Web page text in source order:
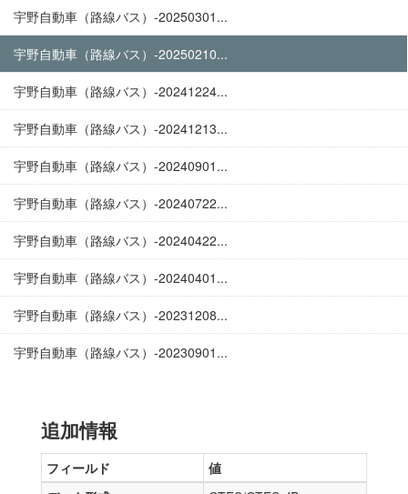
宇野自動車（路線バス）-20250301...
宇野自動車（路線バス）-20250210...
宇野自動車（路線バス）-20241224...
宇野自動車（路線バス）-20241213...
宇野自動車（路線バス）-20240901...
宇野自動車（路線バス）-20240722...
宇野自動車（路線バス）-20240422...
宇野自動車（路線バス）-20240401...
宇野自動車（路線バス）-20231208...
宇野自動車（路線バス）-20230901...
追加情報
フィールド
値